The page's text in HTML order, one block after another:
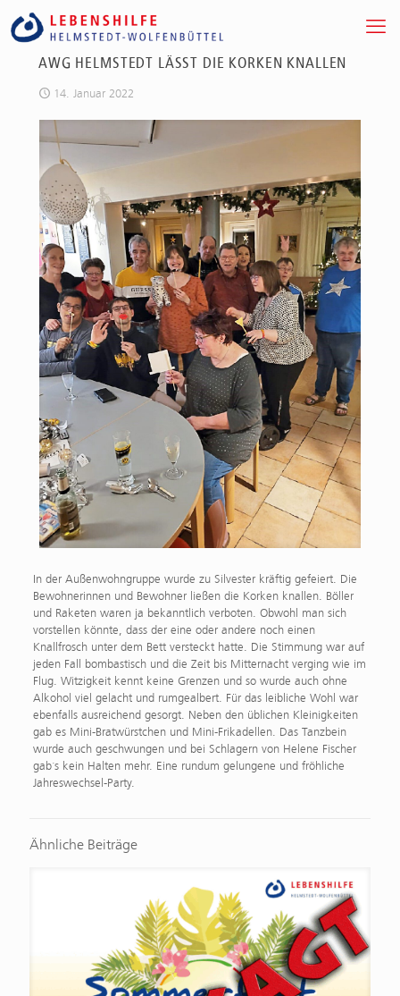
AWG HELMSTEDT LÄSST DIE KORKEN KNALLEN
14. Januar 2022
In der Außenwohngruppe wurde zu Silvester kräftig gefeiert. Die
Bewohnerinnen und Bewohner ließen die Korken knallen. Böller
und Raketen waren ja bekanntlich verboten. Obwohl man sich
vorstellen könnte, dass der eine oder andere noch einen
Knallfrosch unter dem Bett versteckt hatte. Die Stimmung war auf
jeden Fall bombastisch und die Zeit bis Mitternacht verging wie im
Flug. Witzigkeit kennt keine Grenzen und so wurde auch ohne
Alkohol viel gelacht und rumgealbert. Für das leibliche Wohl war
ebenfalls ausreichend gesorgt. Neben den üblichen Kleinigkeiten
gab es Mini-Bratwürstchen und Mini-Frikadellen. Das Tanzbein
wurde auch geschwungen und bei Schlagern von Helene Fischer
gab´s kein Halten mehr. Eine rundum gelungene und fröhliche
Jahreswechsel-Party.
Ähnliche Beiträge